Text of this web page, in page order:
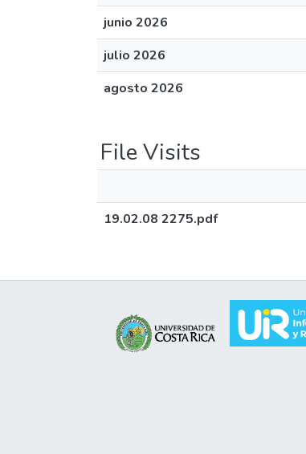
junio 2026
julio 2026
agosto 2026
File Visits
19.02.08 2275.pdf